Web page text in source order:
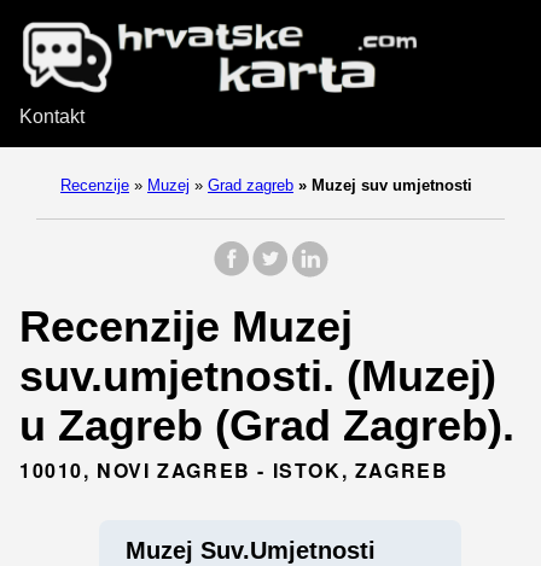
Kontakt
Recenzije » Muzej » Grad zagreb » Muzej suv umjetnosti
Recenzije Muzej
suv.umjetnosti. (Muzej)
u Zagreb (Grad Zagreb).
10010, NOVI ZAGREB - ISTOK, ZAGREB
Muzej Suv.umjetnosti